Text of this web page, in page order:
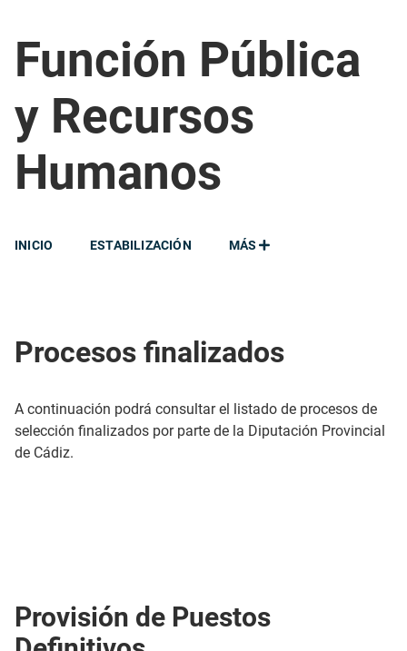
Función Pública
y Recursos
Humanos
MÁS
INICIO ESTABILIZACIÓN
Procesos finalizados
A continuación podrá consultar el listado de procesos de
selección finalizados por parte de la Diputación Provincial
de Cádiz.
Provisión de Puestos